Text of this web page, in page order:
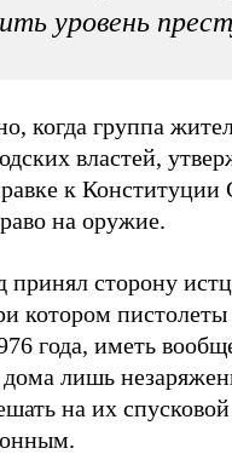
уровень
когда группа
властей,
к
на оружие.
сторону
котором
года, иметь
лишь
на их